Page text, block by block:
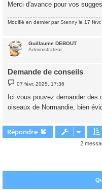
Merci d'avance pour vos
Modifié en dernier parStenny le 17
Guillaume DEBOUT
Administrateur
Demande de conseils
M
e
s
a
07 févr. 2025, 17:36
Ici vous pouvez demander des
oiseaux de Normandie, bien
Répondre
2